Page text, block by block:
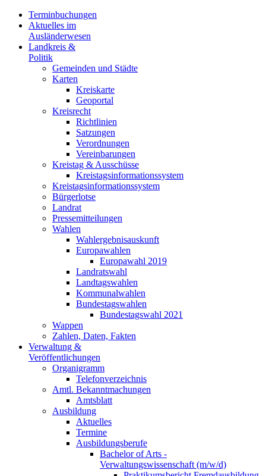
Terminbuchungen
Aktuelles im
Ausländerwesen
Landkreis &
Politik
Gemeinden und Städte
Karten
Kreiskarte
Geoportal
Kreisrecht
Richtlinien
Satzungen
Verordnungen
Vereinbarungen
Kreistag & Ausschüsse
Kreistagsinformationssystem
Kreistagsinformationssystem
Bürgerlotse
Landrat
Pressemitteilungen
Wahlen
Wahlergebnisauskunft
Europawahlen
Europawahl 2019
Landratswahl
Landtagswahlen
Kommunalwahlen
Bundestagswahlen
Bundestagswahl 2021
Wappen
Zahlen, Daten, Fakten
Verwaltung &
Veröffentlichungen
Organigramm
Telefonverzeichnis
Amtl. Bekanntmachungen
Amtsblatt
Ausbildung
Aktuelles
Termine
Ausbildungsberufe
Bachelor of Arts -
Verwaltungswissenschaft (m/w/d)